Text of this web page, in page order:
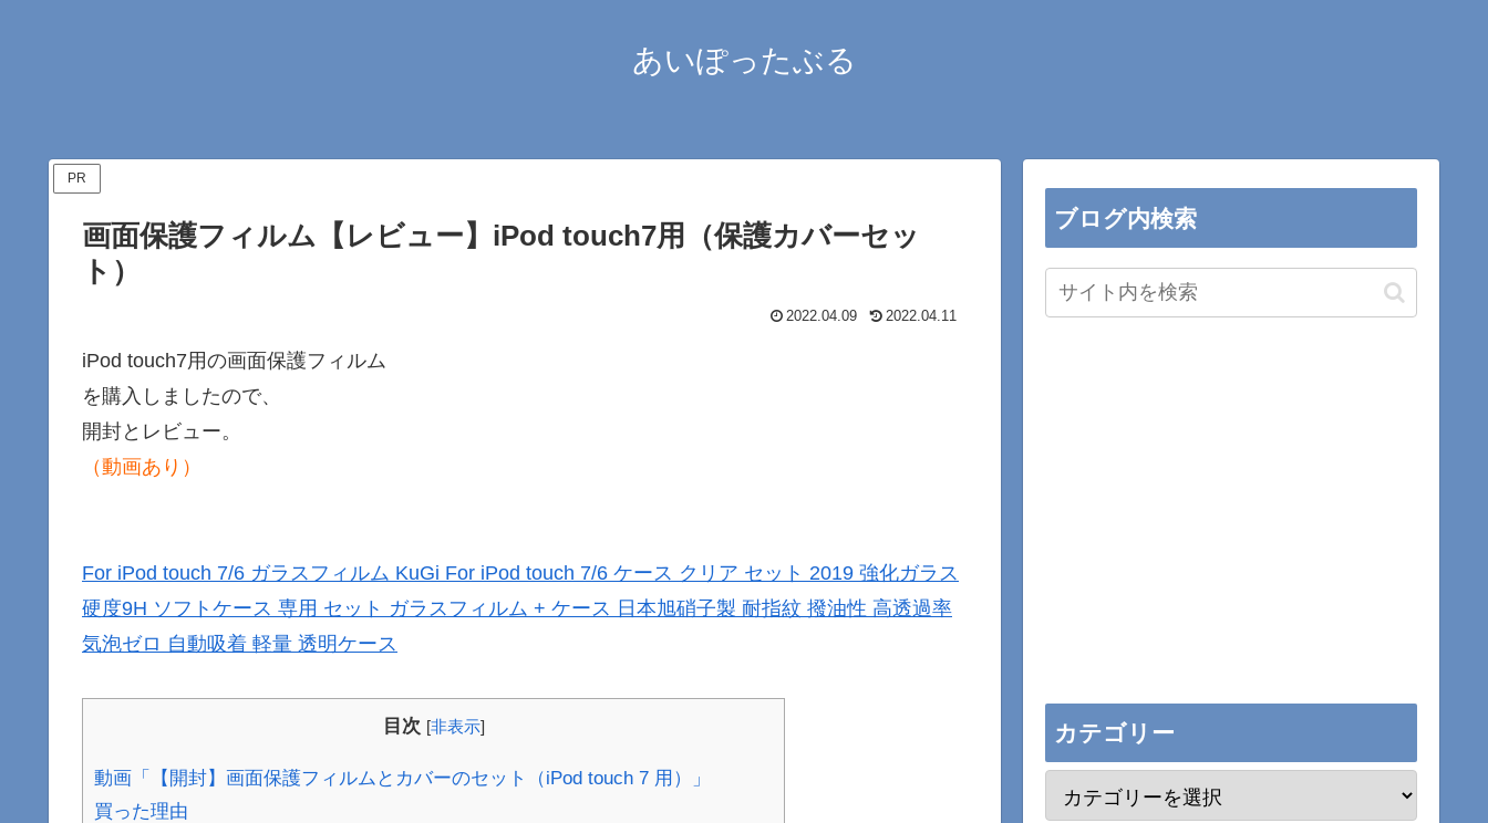
あいぽったぶる
PR
画面保護フィルム【レビュー】iPod touch7用（保護カバーセッ
ト）
2022.04.09 2022.04.11
iPod touch7用の画面保護フィルム
を購入しましたので、
開封とレビュー。
（動画あり）
For iPod touch 7/6 ガラスフィルム KuGi For iPod touch 7/6 ケース クリア セット 2019 強化ガラス
硬度9H ソフトケース 専用 セット ガラスフィルム + ケース 日本旭硝子製 耐指紋 撥油性 高透過率
気泡ゼロ 自動吸着 軽量 透明ケース
目次 [非表示]
動画「【開封】画面保護フィルムとカバーのセット（iPod touch 7 用）」
買った理由
ブログ内検索
カテゴリー